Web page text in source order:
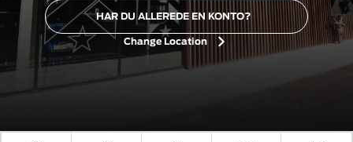
HAR DU ALLEREDE EN KONTO?
Change Location